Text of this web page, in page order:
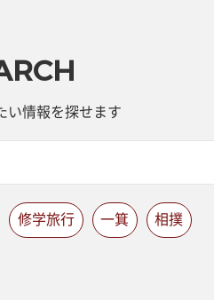
い情報を探せます
修学旅行 一箕 相撲